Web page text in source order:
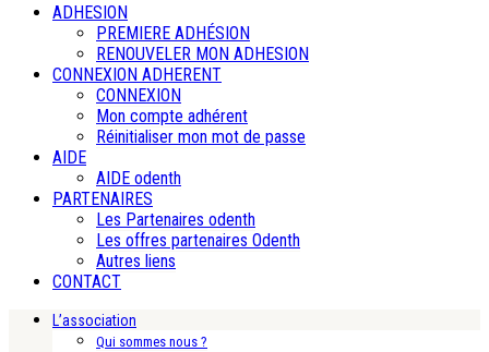
ADHESION
PREMIERE ADHÉSION
RENOUVELER MON ADHESION
CONNEXION ADHERENT
CONNEXION
Mon compte adhérent
Réinitialiser mon mot de passe
AIDE
AIDE odenth
PARTENAIRES
Les Partenaires odenth
Les offres partenaires Odenth
Autres liens
CONTACT
L’association
Qui sommes nous ?